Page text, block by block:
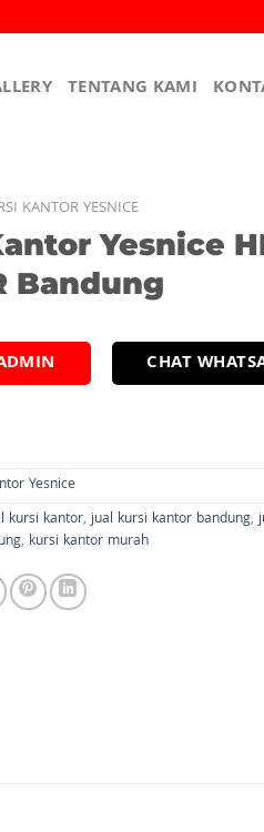
TENTANG KAMI
KANTOR YESNICE
Yesnice
Bandung
CHAT
Yesnice
kursi kantor,jual kursi kantor bandung,
, kursi kantor murah